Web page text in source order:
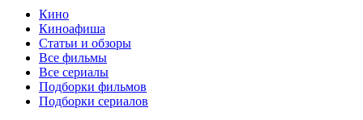
Кино
Киноафиша
Статьи и обзоры
Все фильмы
Все сериалы
Подборки фильмов
Подборки сериалов